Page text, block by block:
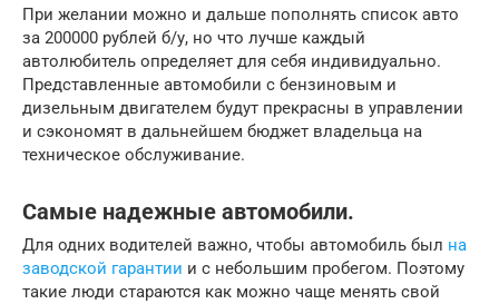
При желании можно и дальше пополнять список авто
за 200000 рублей б/у, но что лучше каждый
автолюбитель определяет для себя индивидуально.
Представленные автомобили с бензиновым и
дизельным двигателем будут прекрасны в управлении
и сэкономят в дальнейшем бюджет владельца на
техническое обслуживание.
Самые надежные автомобили.
Для одних водителей важно, чтобы автомобиль был на
заводской гарантии и с небольшим пробегом. Поэтому
такие люди стараются как можно чаще менять свой